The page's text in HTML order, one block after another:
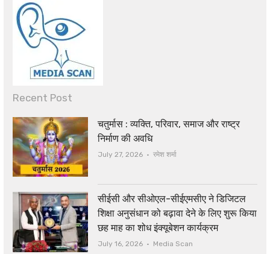
Recent Post
चतुर्मास : व्यक्ति, परिवार, समाज और राष्ट्र
निर्माण की अवधि
July 27, 2026 Author
रमेश शर्मा
सीईसी और सीओएल-सीईएमसीए ने डिजिटल
शिक्षा अनुसंधान को बढ़ावा देने के लिए शुरू किया
छह माह का शोध इंक्यूबेशन कार्यक्रम
July 16, 2026 Author
Media Scan